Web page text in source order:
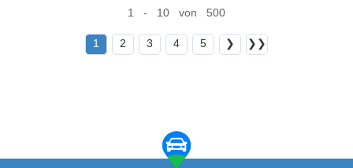
1 - 10 von 500
1 2 3 4 5 ❯ ❯❯